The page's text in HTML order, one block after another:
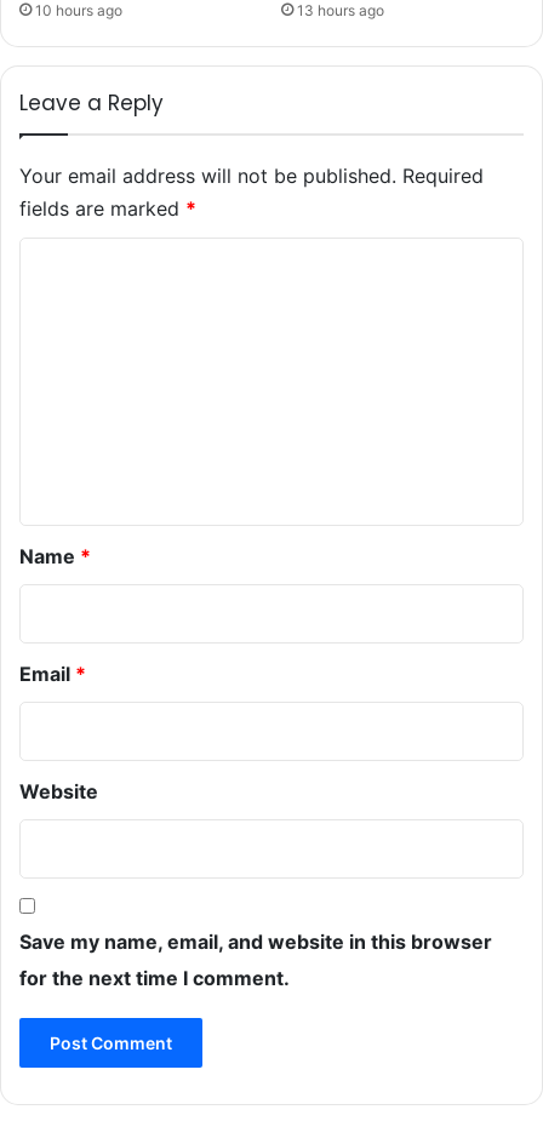
10 hours ago 13 hours ago
Leave a Reply
Your email address will not be published. Required
fields are marked *
Name *
Email *
Website
Save my name, email, and website in this browser
for the next time I comment.